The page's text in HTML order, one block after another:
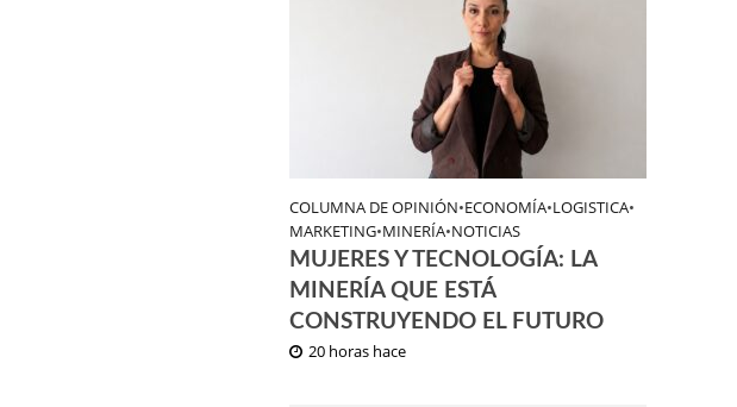
COLUMNA DE OPINIÓN•ECONOMÍA•LOGISTICA•
MARKETING•MINERÍA•NOTICIAS
MUJERES Y TECNOLOGÍA: LA
MINERÍA QUE ESTÁ
CONSTRUYENDO EL FUTURO
20 horas hace